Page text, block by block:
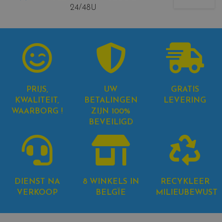
24/48U
PRIJS,
KWALITEIT,
WAARBORG !
UW
BETALINGEN
ZIJN 100%
BEVEILIGD
GRATIS
LEVERING
DIENST NA
VERKOOP
8 WINKELS IN
BELGÏE
RECYKLEER
MILIEUBEWUST